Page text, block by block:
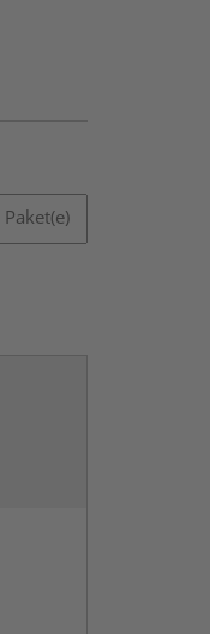
Paket(e)